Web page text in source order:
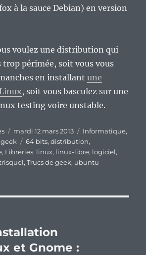
à la sauce Debian) en version
voulez une distribution qui
trop périmée, soit vous vous
en installantune
, soit vous basculez sur une
testing voire unstable.
Publié
le
mardi 12 mars 2013 Catégories
Informatique,
Étiquettes
64 bits,distribution,
, Libreries, linux, linux-libre, logiciel,
,Trucs de geek, ubuntu
et Gnome :